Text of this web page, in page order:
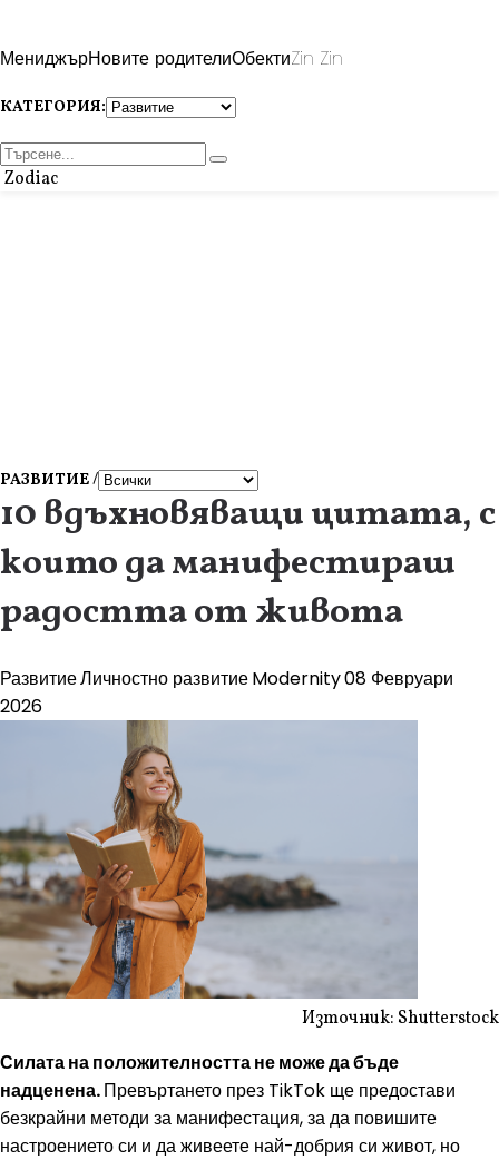
МениджърНовите родителиОбектиZin Zin
КАТЕГОРИЯ:
Zodiac
РАЗВИТИЕ /
10 вдъхновяващи цитата, с
които да манифестираш
радостта от живота
РазвитиеЛичностно развитиеModernity08 Февруари
2026
Източник: Shutterstock
Силата на положителността не може да бъде
надценена.Превъртането през TikTok ще предостави
безкрайни методи за манифестация, за да повишите
настроението си и да живеете най-добрия си живот, но